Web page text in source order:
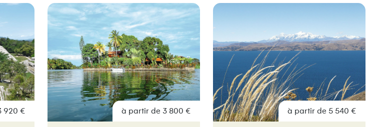
920 € à partir de 3 800 € à partir de 5 540 €